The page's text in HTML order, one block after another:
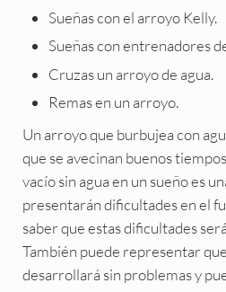
Sueñas con el arroyo Kelly.
Sueñas con entrenadores
Cruzas un arroyo de agua.
Remas en un arroyo.
Un arroyo que burbujea con
que se avecinan buenos
vacío sin agua en un sueño es
presentarán dificultades en el
saber que estas dificultades
También puede representar
desarrollará sin problemas y